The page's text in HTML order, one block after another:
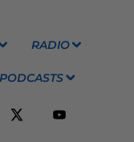
RADIO
PODCASTS